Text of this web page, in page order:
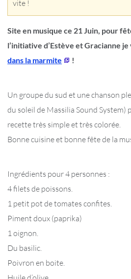
vite !
Site en musique ce 21 Juin, pour
l’initiative d’Estève et Gracianne
dans la marmite
!
Un groupe du sud et une chanson
du soleil de Massilia Sound System)
recette très simple et très colorée.
Bonne cuisine et bonne fête de la
Ingrédients pour 4 personnes :
4 filets de poissons.
1 petit pot de tomates confites.
Piment doux (paprika)
1 oignon.
Du basilic.
Poivron en boite.